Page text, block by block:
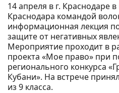
14 апреля в г.
Краснодара командой
информационная лекция
защите от негативных
Мероприятие проходит в
проекта «Мое право» при
регионального конкурса
Кубани». На встрече
из 9 класса.